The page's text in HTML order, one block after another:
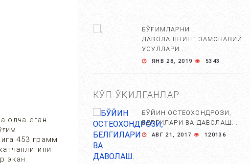
олча еган
453 грамм
экан.
БЎҒИМЛАРНИ
ДАВОЛАШНИНГ ЗАМОНАВИЙ
УСУЛЛАРИ...
ЯНВ 28, 2019 5343
КЎП ЎҚИЛГАНЛАР
БЎЙИН ОСТЕОХОНДРОЗИ,
БЕЛГИЛАРИ ВА ДАВОЛАШ. ...
АВГ 21, 2017 120136